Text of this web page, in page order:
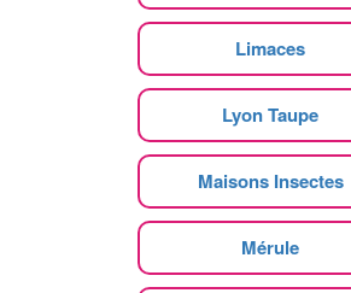
Limaces
Lyon Taupe
Maisons Insectes
Mérule